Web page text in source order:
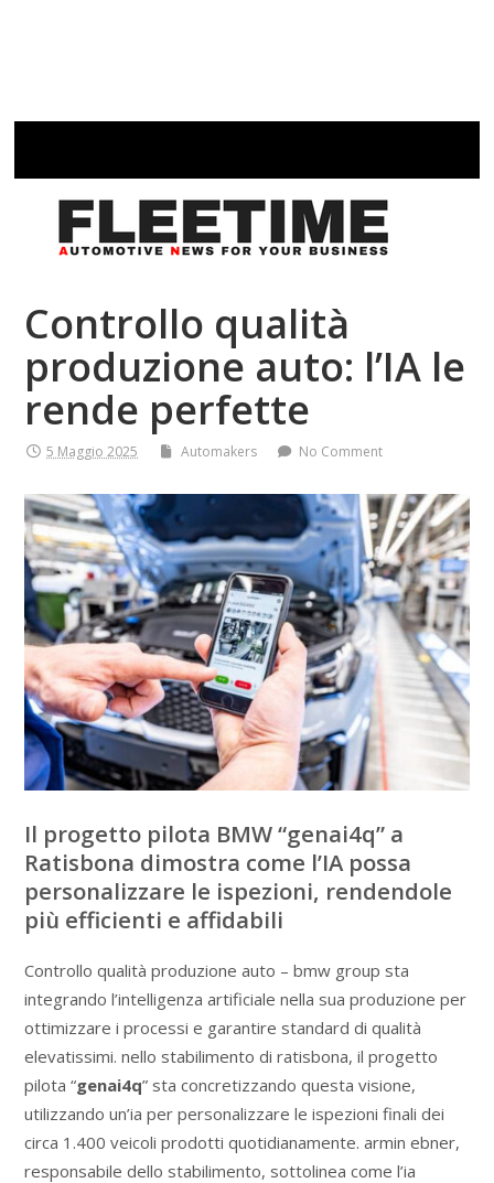
Controllo qualità
produzione auto: l’IA le
rende perfette
5 Maggio 2025 Automakers No Comment
Il progetto pilota BMW “genai4q” a
Ratisbona dimostra come l’IA possa
personalizzare le ispezioni, rendendole
più efficienti e affidabili
Controllo qualità produzione auto – bmw group sta
integrando l’intelligenza artificiale nella sua produzione per
ottimizzare i processi e garantire standard di qualità
elevatissimi. nello stabilimento di ratisbona, il progetto
pilota “genai4q” sta concretizzando questa visione,
utilizzando un’ia per personalizzare le ispezioni finali dei
circa 1.400 veicoli prodotti quotidianamente. armin ebner,
responsabile dello stabilimento, sottolinea come l’ia